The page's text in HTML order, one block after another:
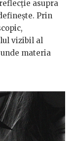
asupra
Prin
vizibil al
materia